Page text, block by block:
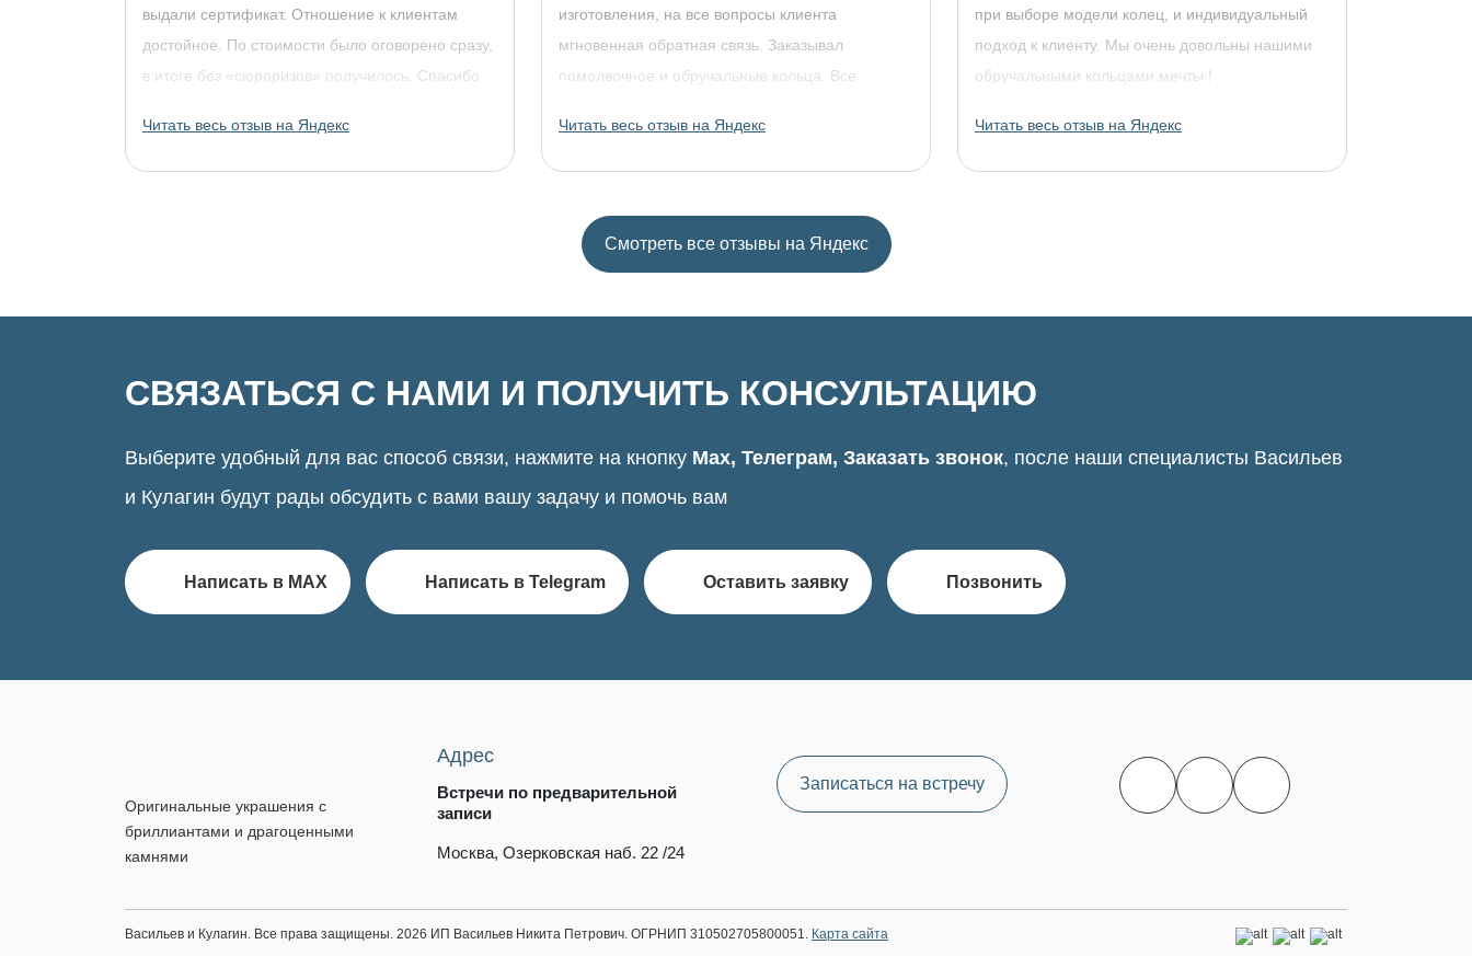
выдали сертификат. Отношение к клиентам
достойное. По стоимости было оговорено сразу,
в итоге без «сюрпризов» получилось. Спасибо
украшениями!
Читать весь отзыв на Яндекс
изготовления, на все вопросы клиента
мгновенная обратная связь. Заказывал
помолвочное и обручальные кольца. Все
Читать весь отзыв на Яндекс
при выборе модели колец, и индивидуальный
подход к клиенту. Мы очень довольны нашими
обручальными кольцами мечты !
Читать весь отзыв на Яндекс
Смотреть все отзывы на Яндекс
СВЯЗАТЬСЯ С НАМИ И ПОЛУЧИТЬ КОНСУЛЬТАЦИЮ
Выберите удобный для вас способ связи, нажмите на кнопку Max, Телеграм, Заказать звонок, после наши специалисты Васильев
и Кулагин будут рады обсудить с вами вашу задачу и помочь вам
Написать в MAX Написать в Telegram Оставить заявку Позвонить
Оригинальные украшения с
бриллиантами и драгоценными
камнями
Адрес
Встречи по предварительной
записи
Москва, Озерковская наб. 22 /24
Записаться на встречу
Васильев и Кулагин. Все права защищены. 2026 ИП Васильев Никита Петрович. ОГРНИП 310502705800051. Карта сайта